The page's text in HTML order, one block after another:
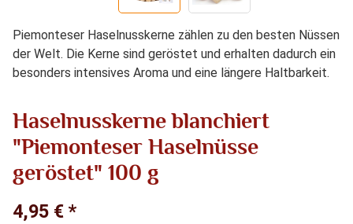
Piemonteser Haselnusskerne zählen zu den besten Nüssen
der Welt. Die Kerne sind geröstet und erhalten dadurch ein
besonders intensives Aroma und eine längere Haltbarkeit.
Haselnusskerne blanchiert
"Piemonteser Haselnüsse
geröstet" 100 g
4,95 € *